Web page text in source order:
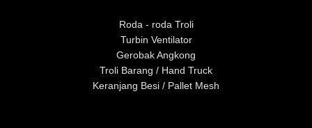
Roda - roda Troli
Turbin Ventilator
Gerobak Angkong
Troli Barang / Hand Truck
Keranjang Besi / Pallet Mesh